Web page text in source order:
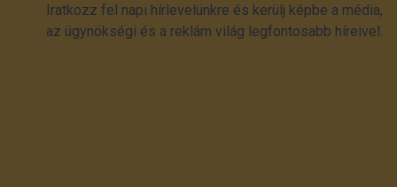
Iratkozz fel napi hírlevelünkre és kerülj képbe a média,
az ügynökségi és a reklám világ legfontosabb híreivel.